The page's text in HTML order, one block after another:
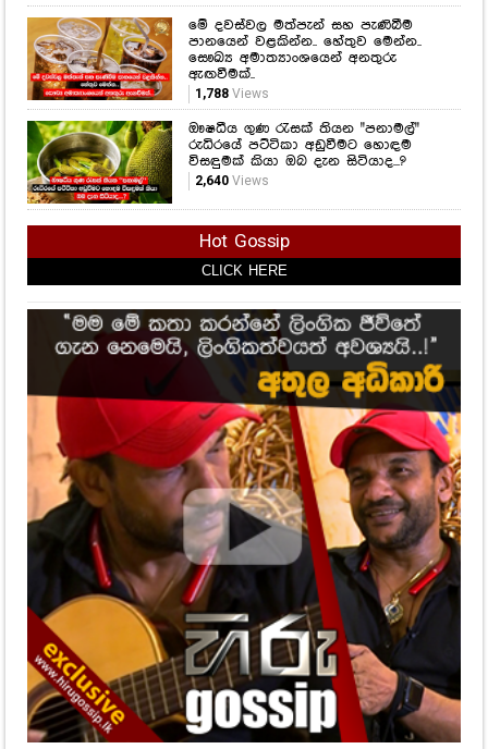
මේ දවස්වල මත්පැන් සහ පැණිබීම
පානයෙන් වළකින්න.. හේතුව මෙන්න..
සෞඛ්‍ය අමාත්‍යාංශයෙන් අනතුරු
ඇඟවීමක්..
1,788Views
ඖෂධීය ගුණ රැසක් තියන "පනාමල්"
රුධිරයේ පට්ටිකා අඩුවීමට හොඳම
විසඳුමක් කියා ඔබ දැන සිටියාද...?
2,640Views
Hot Gossip
CLICK HERE